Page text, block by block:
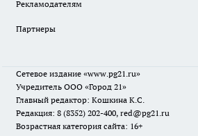
Рекламодателям
Партнеры
Сетевое издание «www.pg21.ru»
Учредитель ООО «Город 21»
Главный редактор: Кошкина К.С.
Редакция: 8 (8352) 202-400, red@pg21.ru
Возрастная категория сайта: 16+